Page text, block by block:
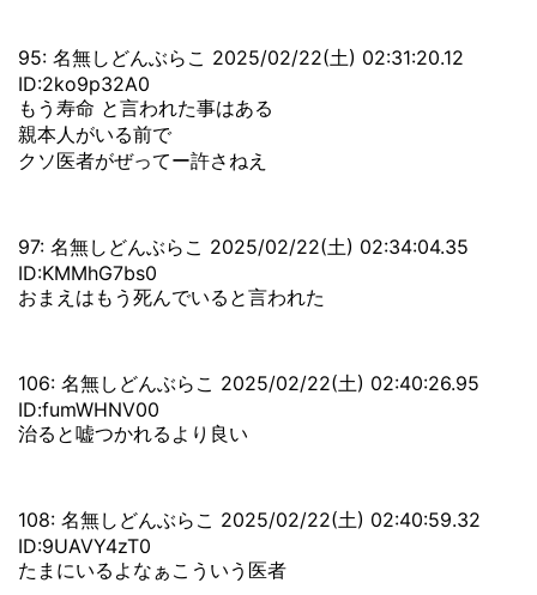
95: 名無しどんぶらこ 2025/02/22(土) 02:31:20.12
ID:2ko9p32A0
もう寿命 と言われた事はある
親本人がいる前で
クソ医者がぜってー許さねえ
97: 名無しどんぶらこ 2025/02/22(土) 02:34:04.35
ID:KMMhG7bs0
おまえはもう死んでいると言われた
106: 名無しどんぶらこ 2025/02/22(土) 02:40:26.95
ID:fumWHNV00
治ると嘘つかれるより良い
108: 名無しどんぶらこ 2025/02/22(土) 02:40:59.32
ID:9UAVY4zT0
たまにいるよなぁこういう医者